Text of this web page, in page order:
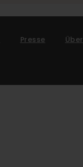
Presse Über